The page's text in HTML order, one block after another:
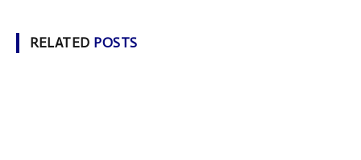
RELATED POSTS